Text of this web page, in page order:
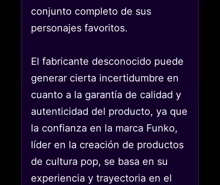
conjunto completo de sus
personajes favoritos.
El fabricante desconocido puede
generar cierta incertidumbre en
cuanto a la garantía de calidad y
autenticidad del producto, ya que
la confianza en la marca Funko,
líder en la creación de productos
de cultura pop, se basa en su
experiencia y trayectoria en el